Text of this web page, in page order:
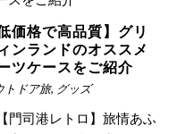
低価格で高品質】グリ
ンランドのオススメ
ツケースをご紹介
トドア旅, グッズ